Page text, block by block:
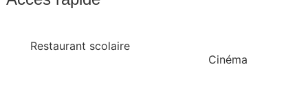
Restaurant scolaire
Cinéma